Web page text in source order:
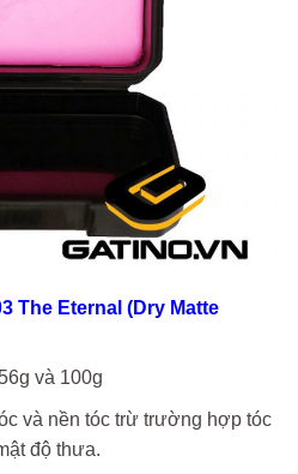
The Eternal (Dry Matte
và 100g
và nền tóc trừ trường hợp tóc
độ thưa.